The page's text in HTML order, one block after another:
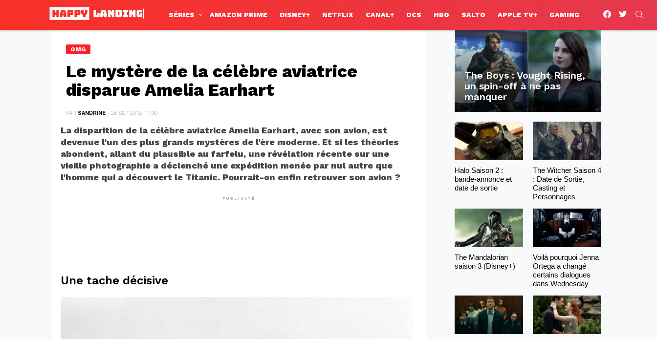
SÉRIES AMAZON PRIME DISNEY+ NETFLIX CANAL+ OCS HBO SALTO APPLE TV+ GAMING
facebooktwitter
OMG
Le mystère de la célèbre aviatrice
disparue Amelia Earhart
PAR SANDRINE 28 SEP 2019, · 17:30
La disparition de la célèbre aviatrice Amelia Earhart, avec son avion, est
devenue l’un des plus grands mystères de l’ère moderne. Et si les théories
abondent, allant du plausible au farfelu, une révélation récente sur une
vieille photographie a déclenché une expédition menée par nul autre que
l’homme qui a découvert le Titanic. Pourrait-on enfin retrouver son avion ?
PUBLICITÉ
Une tache décisive
The Boys : Vought Rising,
un spin-off à ne pas
manquer
Halo Saison 2 :
bande-annonce et
date de sortie
The Witcher Saison 4
: Date de Sortie,
Casting et
Personnages
The Mandalorian
saison 3 (Disney+)
Voilà pourquoi Jenna
Ortega a changé
certains dialogues
dans Wednesday